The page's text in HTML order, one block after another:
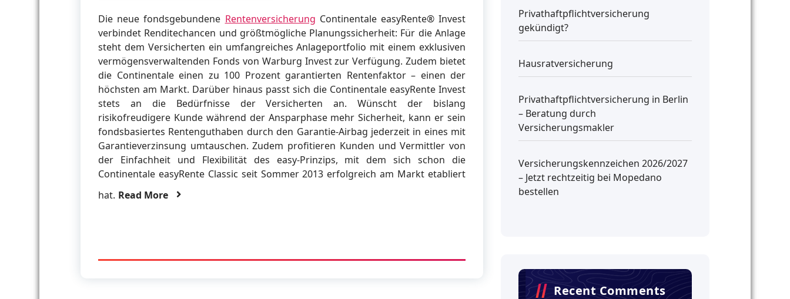
Die neue fondsgebundene Rentenversicherung Continentale easyRente® Invest
verbindet Renditechancen und größtmögliche Planungssicherheit: Für die Anlage
steht dem Versicherten ein umfangreiches Anlageportfolio mit einem exklusiven
vermögensverwaltenden Fonds von Warburg Invest zur Verfügung. Zudem bietet
die Continentale einen zu 100 Prozent garantierten Rentenfaktor – einen der
höchsten am Markt. Darüber hinaus passt sich die Continentale easyRente Invest
stets an die Bedürfnisse der Versicherten an. Wünscht der bislang
risikofreudigere Kunde während der Ansparphase mehr Sicherheit, kann er sein
fondsbasiertes Rentenguthaben durch den Garantie-Airbag jederzeit in eines mit
Garantieverzinsung umtauschen. Zudem profitieren Kunden und Vermittler von
der Einfachheit und Flexibilität des easy-Prinzips, mit dem sich schon die
Continentale easyRente Classic seit Sommer 2013 erfolgreich am Markt etabliert
hat. Read More
Privathaftpflichtversicherung
gekündigt?
Hausratversicherung
Privathaftpflichtversicherung in Berlin
– Beratung durch
Versicherungsmakler
Versicherungskennzeichen 2026/2027
– Jetzt rechtzeitig bei Mopedano
bestellen
Recent Comments